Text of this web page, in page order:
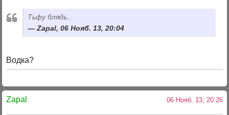
Тьфу блядь..
Zapal, 06 Нояб. 13, 20:04
Водка?
Zapal 06 Нояб. 13, 20:26